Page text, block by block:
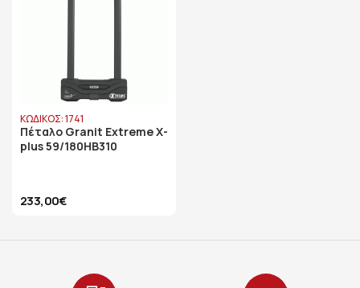
ΚΩΔΙΚΟΣ: 1741
Πέταλο Granit Extreme X-
plus 59/180HB310
233,00€